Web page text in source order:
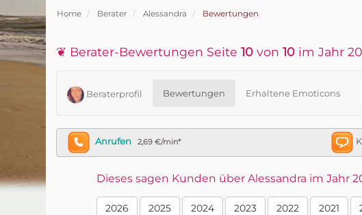
Home Berater Alessandra Bewertungen
❦ Berater-Bewertungen Seite10 von10 im Jahr
Beraterprofil Bewertungen Erhaltene Emoticons
Anrufen 2,69 €/min*
Dieses sagen Kunden über Alessandra im Jahr
2026 2025 2024 2023 2022 2021